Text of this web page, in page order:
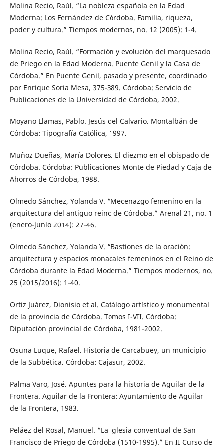
Molina Recio, Raúl. “La nobleza española en la Edad
Moderna: Los Fernández de Córdoba. Familia, riqueza,
poder y cultura.” Tiempos modernos, no. 12 (2005): 1-4.
Molina Recio, Raúl. “Formación y evolución del marquesado
de Priego en la Edad Moderna. Puente Genil y la Casa de
Córdoba.” En Puente Genil, pasado y presente, coordinado
por Enrique Soria Mesa, 375-389. Córdoba: Servicio de
Publicaciones de la Universidad de Córdoba, 2002.
Moyano Llamas, Pablo. Jesús del Calvario. Montalbán de
Córdoba: Tipografía Católica, 1997.
Muñoz Dueñas, María Dolores. El diezmo en el obispado de
Córdoba. Córdoba: Publicaciones Monte de Piedad y Caja de
Ahorros de Córdoba, 1988.
Olmedo Sánchez, Yolanda V. “Mecenazgo femenino en la
arquitectura del antiguo reino de Córdoba.” Arenal 21, no. 1
(enero-junio 2014): 27-46.
Olmedo Sánchez, Yolanda V. “Bastiones de la oración:
arquitectura y espacios monacales femeninos en el Reino de
Córdoba durante la Edad Moderna.” Tiempos modernos, no.
25 (2015/2016): 1-40.
Ortiz Juárez, Dionisio et al. Catálogo artístico y monumental
de la provincia de Córdoba. Tomos I-VII. Córdoba:
Diputación provincial de Córdoba, 1981-2002.
Osuna Luque, Rafael. Historia de Carcabuey, un municipio
de la Subbética. Córdoba: Cajasur, 2002.
Palma Varo, José. Apuntes para la historia de Aguilar de la
Frontera. Aguilar de la Frontera: Ayuntamiento de Aguilar
de la Frontera, 1983.
Peláez del Rosal, Manuel. “La iglesia conventual de San
Francisco de Priego de Córdoba (1510-1995).” En II Curso de